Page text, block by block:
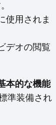
使用されま
デオの閲覧
本的な機能
準装備され